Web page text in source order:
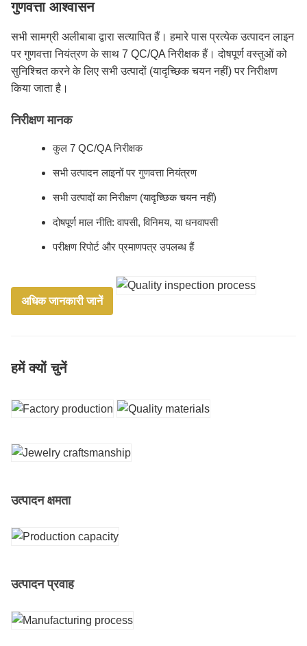
गुणवत्ता आश्वासन
सभी सामग्री अलीबाबा द्वारा सत्यापित हैं। हमारे पास प्रत्येक उत्पादन लाइन
पर गुणवत्ता नियंत्रण के साथ 7 QC/QA निरीक्षक हैं। दोषपूर्ण वस्तुओं को
सुनिश्चित करने के लिए सभी उत्पादों (यादृच्छिक चयन नहीं) पर निरीक्षण
किया जाता है।
निरीक्षण मानक
कुल 7 QC/QA निरीक्षक
सभी उत्पादन लाइनों पर गुणवत्ता नियंत्रण
सभी उत्पादों का निरीक्षण (यादृच्छिक चयन नहीं)
दोषपूर्ण माल नीति: वापसी, विनिमय, या धनवापसी
परीक्षण रिपोर्ट और प्रमाणपत्र उपलब्ध हैं
अधिक जानकारी जानें
हमें क्यों चुनें
उत्पादन क्षमता
उत्पादन प्रवाह